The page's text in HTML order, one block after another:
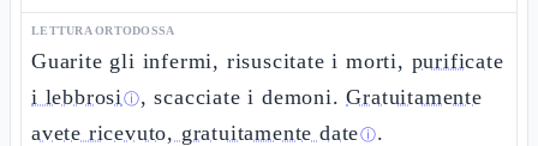
LETTURA ORTODOSSA
Guarite gli infermi, risuscitate i morti, purificate
i lebbrosiⓘ, scacciate i demoni.Gratuitamente
avete ricevuto, gratuitamente dateⓘ.